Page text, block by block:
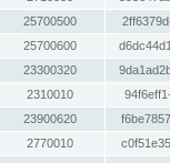
25700500
25700600
23300320
2310010
23900620
2770010